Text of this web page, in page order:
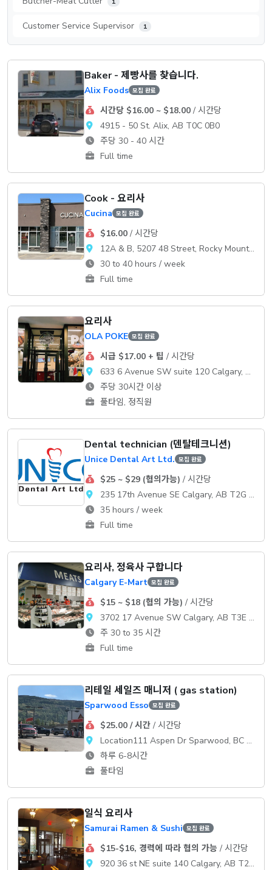
Customer Service Supervisor 1
Baker - 제빵사를 찾습니다.
Alix Foods 모집 완료
시간당 $16.00 ~ $18.00/ 시간당
4915 - 50 St. Alix, AB T0C 0B0
주당 30 - 40 시간
Full time
Cook - 요리사
Cucina 모집 완료
$16.00/ 시간당
12A & B, 5207 48 Street, Rocky Mountain House, AB T4T 1A9
30 to 40 hours / week
Full time
요리사
OLA POKE 모집 완료
시급 $17.00 + 팁 / 시간당
633 6 Avenue SW suite 120 Calgary, AB T2P 2Y5
주당 30시간 이상
풀타임, 정직원
Dental technician (덴탈테크니션)
Unice Dental Art Ltd. 모집 완료
$25 ~ $29 (협의가능) / 시간당
235 17th Avenue SE Calgary, AB T2G 1H5
35 hours / week
Full time
요리사, 정육사 구합니다
Calgary E-Mart 모집 완료
$15 ~ $18 (협의 가능) / 시간당
3702 17 Avenue SW Calgary, AB T3E 0B8
주 30 to 35 시간
Full time
리테일 세일즈 매니저 ( gas station)
Sparwood Esso 모집 완료
$25.00 / 시간/ 시간당
Location111 Aspen Dr Sparwood, BC V0B 2G0
하루 6-8시간
풀타임
일식 요리사
Samurai Ramen & Sushi 모집 완료
$15-$16, 경력에 따라 협의 가능 / 시간당
920 36 st NE suite 140 Calgary, AB T2A 6L8